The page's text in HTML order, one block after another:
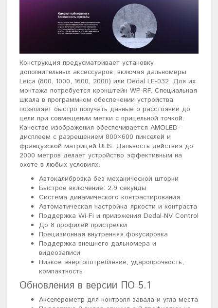
Конструкция предусматривает установку
дополнительных аксессуаров, включая дальномеры
Leica (800, 1000, 1600, 2000) или Dedal LE-032. Для их
монтажа потребуется кронштейн WP-RF. Специальная
шкала в программном обеспечении устройства
позволяет быстро получать данные о расстоянии до
цели при совмещении метки с прицельной точкой.
Качество изображения обеспечивается AMOLED-
дисплеем с разрешением 800×600 пикселей и
французской матрицей ULIS. Дальность действия до
2000 метров делает устройство эффективным на
охоте в любых условиях.
Автокалибровка без механической шторки
Быстрое включение: 2.9 секунды
Система динамического контрастирования
Автоматическая настройка яркости и контраста
Поддержка Wi-Fi и приложения Dedal-NV Control
До 8 профилей пристрелки
Прецизионная внутренняя фокусировка
Поддержка внешнего дальномера и
видеозаписи
Низкое энергопотребление, ударопрочность,
компактность
Обновления в версии ПО 5.1
Акселерометр для контроля завала и угла места